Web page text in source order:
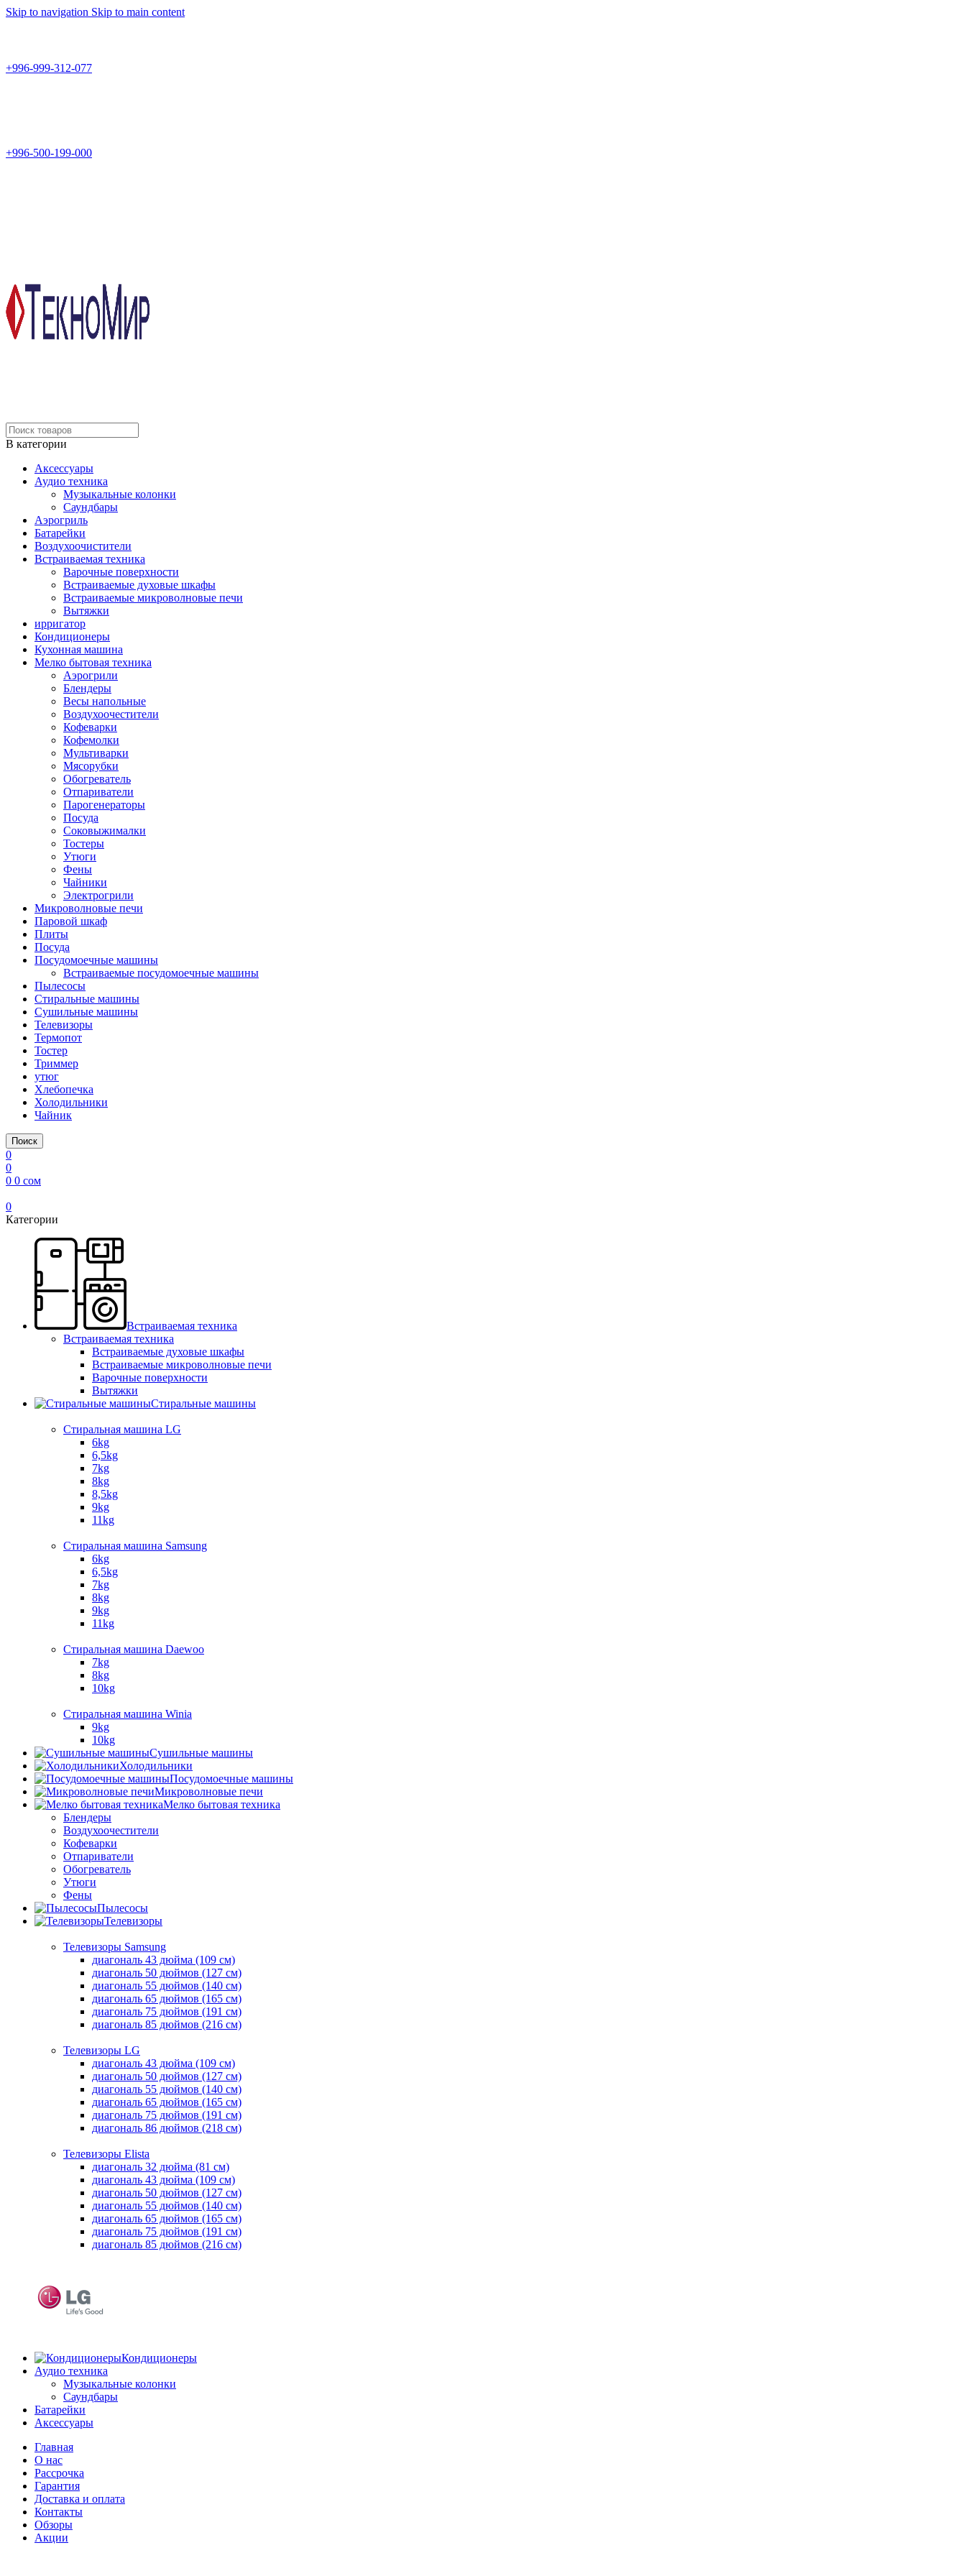
Skip to navigation Skip to main content
+996-999-312-077
+996-500-199-000
В категории
Аксессуары
Аудио техника
Музыкальные колонки
Саундбары
Аэрогриль
Батарейки
Воздухоочистители
Встраиваемая техника
Варочные поверхности
Встраиваемые духовые шкафы
Встраиваемые микроволновые печи
Вытяжки
ирригатор
Кондиционеры
Кухонная машина
Мелко бытовая техника
Аэрогрили
Блендеры
Весы напольные
Воздухоочестители
Кофеварки
Кофемолки
Мультиварки
Мясорубки
Обогреватель
Отпариватели
Парогенераторы
Посуда
Соковыжималки
Тостеры
Утюги
Фены
Чайники
Электрогрили
Микроволновые печи
Паровой шкаф
Плиты
Посуда
Посудомоечные машины
Встраиваемые посудомоечные машины
Пылесосы
Стиральные машины
Сушильные машины
Телевизоры
Термопот
Тостер
Триммер
утюг
Хлебопечка
Холодильники
Чайник
Поиск
0
0
0 0 сом
0
Категории
Встраиваемая техника
Встраиваемая техника
Встраиваемые духовые шкафы​
Встраиваемые микроволновые печи​
Варочные поверхности​
Вытяжки
Стиральные машины
Стиральная машина LG
6kg
6,5kg
7kg
8kg
8,5kg
9kg
11kg
Стиральная машина Samsung
6kg
6,5kg
7kg
8kg
9kg
11kg
Стиральная машина Daewoo
7kg
8kg
10kg
Стиральная машина Winia
9kg
10kg
Сушильные машины
Холодильники
Посудомоечные машины
Микроволновые печи
Мелко бытовая техника
Блендеры
Воздухоочестители
Кофеварки
Отпариватели
Обогреватель
Утюги
Фены
Пылесосы
Телевизоры
Телевизоры Samsung
диагональ 43 дюйма (109 см)
диагональ 50 дюймов (127 см)
диагональ 55 дюймов (140 cм)
диагональ 65 дюймов (165 cм)
диагональ 75 дюймов (191 см)
диагональ 85 дюймов (216 см)
Телевизоры LG
диагональ 43 дюйма (109 см)
диагональ 50 дюймов (127 см)
диагональ 55 дюймов (140 cм)
диагональ 65 дюймов (165 cм)
диагональ 75 дюймов (191 см)
диагональ 86 дюймов (218 см)
Телевизоры Elista
диагональ 32 дюйма (81 см)
диагональ 43 дюйма (109 см)
диагональ 50 дюймов (127 см)
диагональ 55 дюймов (140 cм)
диагональ 65 дюймов (165 cм)
диагональ 75 дюймов (191 см)
диагональ 85 дюймов (216 см)
Кондиционеры
Аудио техника
Музыкальные колонки
Саундбары
Батарейки
Аксессуары
Главная
О нас
Рассрочка
Гарантия
Доставка и оплата
Контакты
Обзоры
Акции